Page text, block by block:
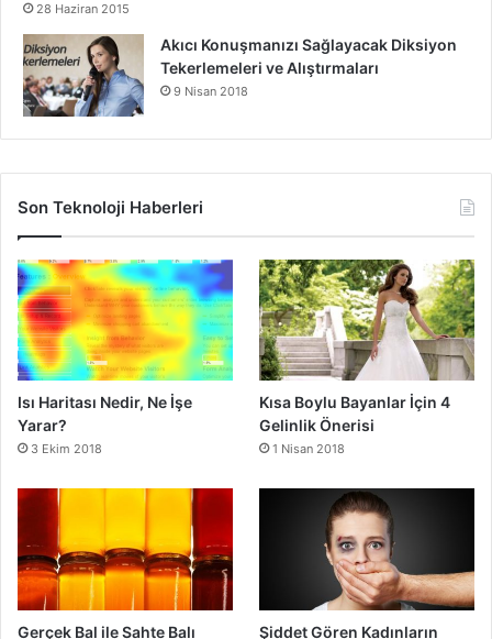
28 Haziran 2015
Akıcı Konuşmanızı Sağlayacak Diksiyon
Tekerlemeleri ve Alıştırmaları
9 Nisan 2018
Son Teknoloji Haberleri
Isı Haritası Nedir, Ne İşe
Yarar?
3 Ekim 2018
Kısa Boylu Bayanlar İçin 4
Gelinlik Önerisi
1 Nisan 2018
Gerçek Bal ile Sahte Balı
Şiddet Gören Kadınların